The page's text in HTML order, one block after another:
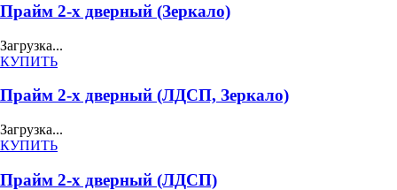
Прайм 2-х дверный (Зеркало)
Загрузка...
КУПИТЬ
Прайм 2-х дверный (ЛДСП, Зеркало)
Загрузка...
КУПИТЬ
Прайм 2-х дверный (ЛДСП)